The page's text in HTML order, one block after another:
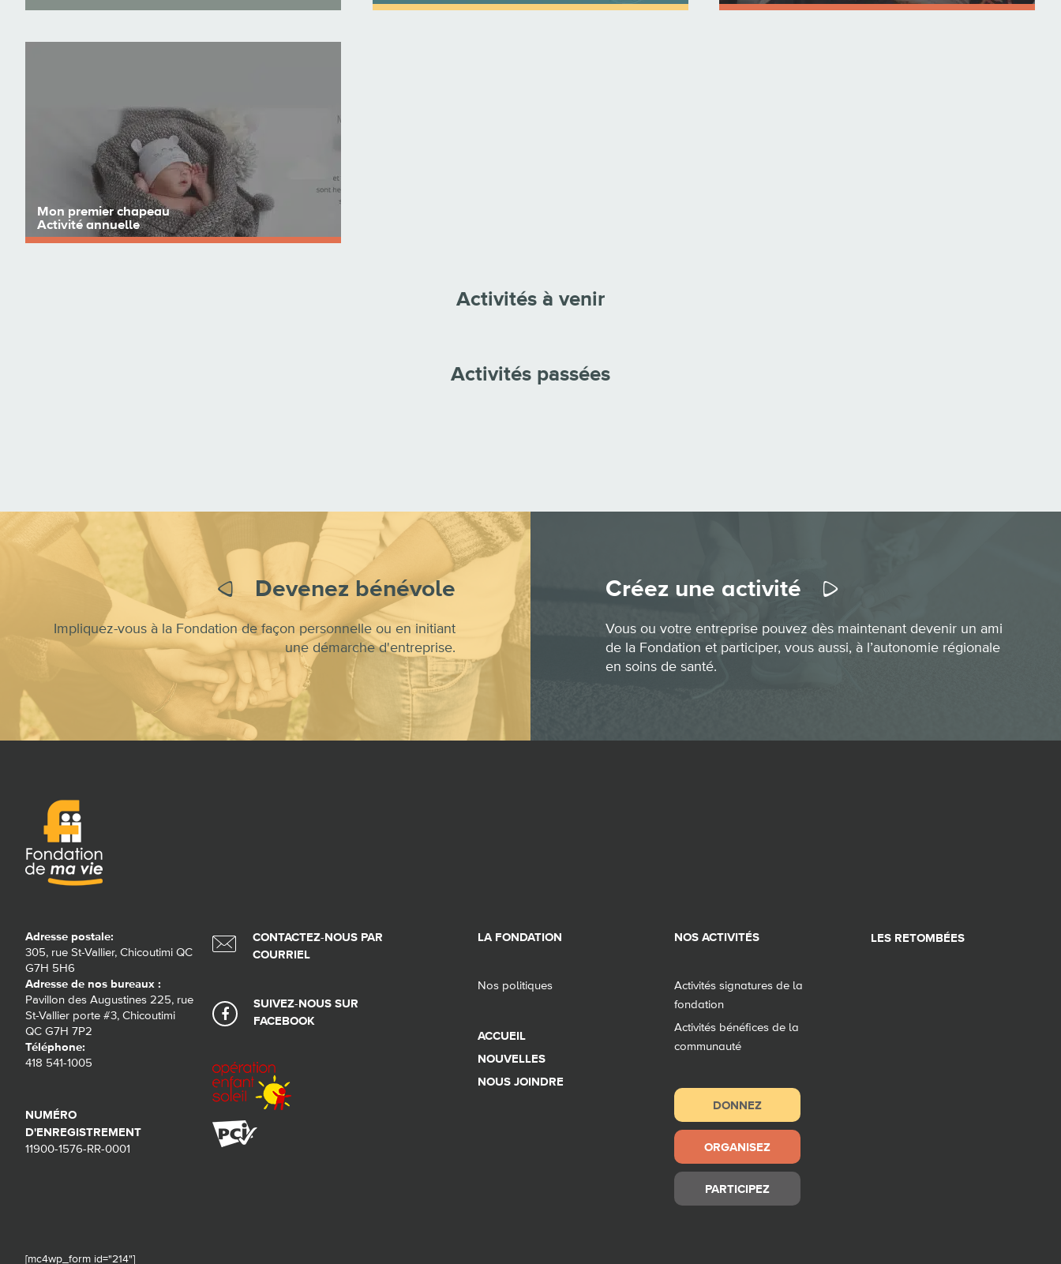
Voir les détails
Mon premier chapeau
Activité annuelle
Activités à venir
Activités passées
Devenez bénévole
Impliquez-vous à la Fondation de façon personnelle ou en initiant
une démarche d'entreprise.
Créez une activité
Vous ou votre entreprise pouvez dès maintenant devenir un ami
de la Fondation et participer, vous aussi, à l’autonomie régionale
en soins de santé.
Adresse postale:
305, rue St-Vallier, Chicoutimi QC
G7H 5H6
Adresse de nos bureaux :
Pavillon des Augustines 225, rue
St-Vallier porte #3, Chicoutimi
QC G7H 7P2
Téléphone:
418 541-1005
NUMÉRO
D'ENREGISTREMENT
11900-1576-RR-0001
CONTACTEZ-NOUS PAR
COURRIEL
SUIVEZ-NOUS SUR
FACEBOOK
[mc4wp_form id="214"]
LA FONDATION
Nos politiques
ACCUEIL
NOUVELLES
NOUS JOINDRE
NOS ACTIVITÉS
Activités signatures de la
fondation
Activités bénéfices de la
communauté
DONNEZ
ORGANISEZ
PARTICIPEZ
LES RETOMBÉES